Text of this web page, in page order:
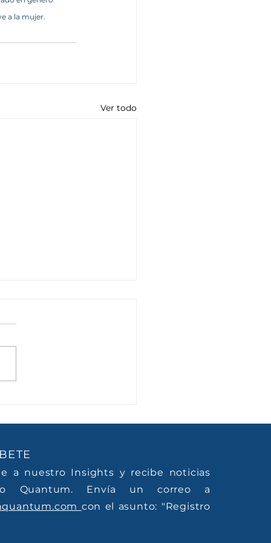
a la mujer.
Ver todo
a nuestro Insights y recibe noticias
Quantum. Envía un correo a
con el asunto: "Registro